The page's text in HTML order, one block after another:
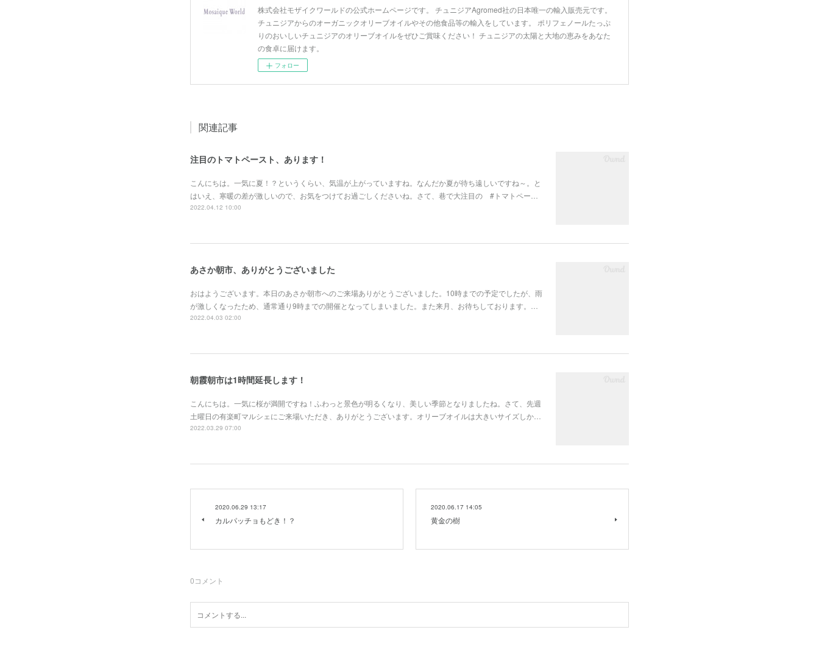
株式会社モザイクワールドの公式ホームページです。 チュニジアAgromed社の日本唯一の輸入販売元です。
チュニジアからのオーガニックオリーブオイルやその他食品等の輸入をしています。 ポリフェノールたっぷ
りのおいしいチュニジアのオリーブオイルをぜひご賞味ください！ チュニジアの太陽と大地の恵みをあなた
の食卓に届けます。
フォロー
関連記事
注目のトマトペースト、あります！
こんにちは。一気に夏！？というくらい、気温が上がっていますね。なんだか夏が待ち遠しいですね～。と
はいえ、寒暖の差が激しいので、お気をつけてお過ごしくださいね。さて、巷で大注目の #トマトペー…
2022.04.12 10:00
あさか朝市、ありがとうございました
おはようございます。本日のあさか朝市へのご来場ありがとうございました。10時までの予定でしたが、雨
が激しくなったため、通常通り9時までの開催となってしまいました。また来月、お待ちしております。…
2022.04.03 02:00
朝霞朝市は1時間延長します！
こんにちは。一気に桜が満開ですね！ふわっと景色が明るくなり、美しい季節となりましたね。さて、先週
土曜日の有楽町マルシェにご来場いただき、ありがとうございます。オリーブオイルは大きいサイズしか…
2022.03.29 07:00
2020.06.29 13:17
カルパッチョもどき！？
2020.06.17 14:05
黄金の樹
0コメント